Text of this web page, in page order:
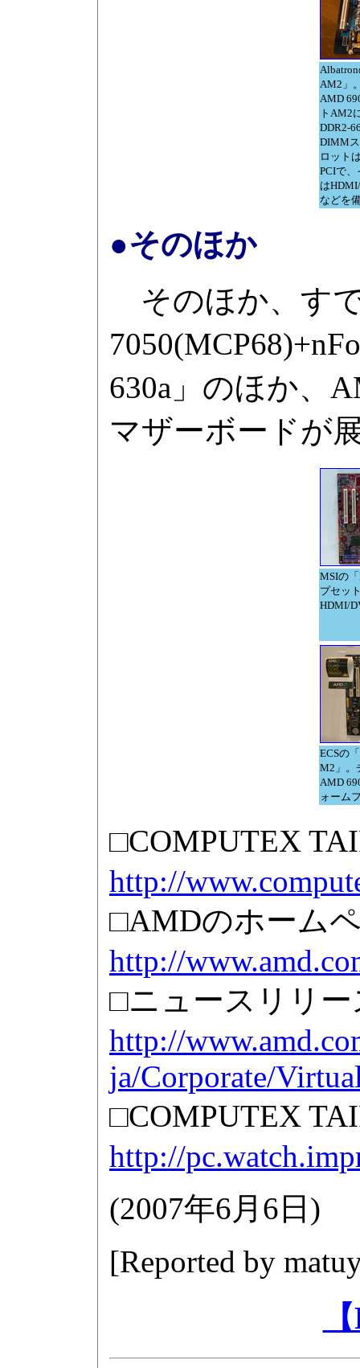
AM2」
AMD
トAM2
DDR2-
DIMM
ロット
PCIで
は
などを
●そのほか
そのほか、す
630a」のほか、
マザーボードが
MSIの
プセッ
HDMI/
ECSの
M2」。
AMD
ォーム
□COMPUTEX
http://
□AMDのホーム
http://
□ニュースリリー
http://
ja/Corporate/
□COMPUTEX
http://
(2007年6月6日 )
[Reported by